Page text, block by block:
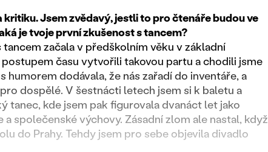
Jsem zvědavý, jestli to pro čtenáře budou ve
je tvoje první zkušenost s tancem?
začala v předškolním věku v základní
času vytvořili takovou partu a chodili jsme
dodávala, že nás zařadí do inventáře, a
dospělé. V šestnácti letech jsem si k baletu a
tanec, kde jsem pak figurovala dvanáct let jako
společenské výchovy. Zásadní zlom ale nastal, když
do Prahy. Tehdy jsem pro sebe objevila divadlo